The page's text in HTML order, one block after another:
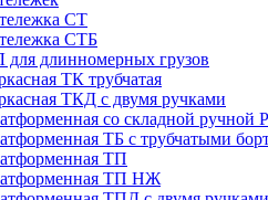
СТ
СТБ
для длинномерных грузов
ТК трубчатая
ТКД с двумя ручками
со складной ручной
ТБ с трубчатыми
ТП
ТП НЖ